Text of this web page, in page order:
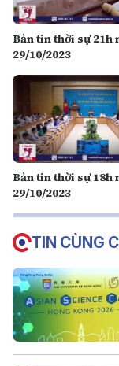
Bản tin thời sự 21h
29/10/2023
Bản tin thời sự 18h
29/10/2023
TIN CÙNG